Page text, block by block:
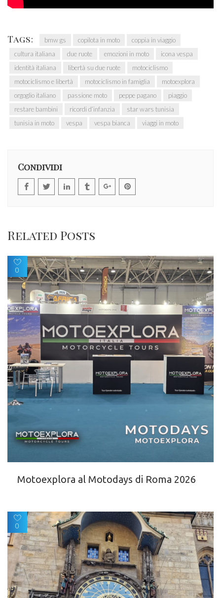
Tags: bmw gs copilota in moto
coppia in viaggio
cultura italiana
due ruote emozioni in moto
icona vespa
identità italiana
libertà su due ruote
motociclismo
motociclismo e libertà
motociclismo in famiglia
motoexplora
orgoglio italiano
passione moto peppe pagano
piaggio
restare bambini
ricordi d’infanzia
star wars tunisia
tunisia in moto
vespa vespa bianca viaggi in moto
Condividi
Related Posts
0
Motoexplora al Motodays di Roma 2026
0